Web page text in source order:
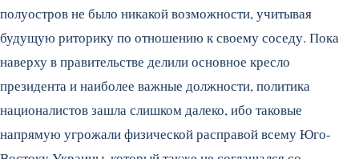
полуостров не было никакой возможности, учитывая
будущую риторику по отношению к своему соседу. Пока
наверху в правительстве делили основное кресло
президента и наиболее важные должности, политика
националистов зашла слишком далеко, ибо таковые
напрямую угрожали физической расправой всему Юго-